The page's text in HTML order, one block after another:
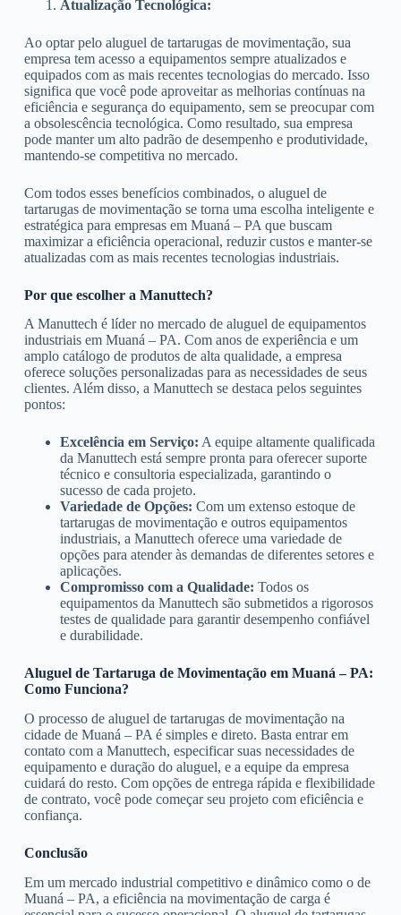
Atualização Tecnológica:
Ao optar pelo aluguel de tartarugas de movimentação, sua
empresa tem acesso a equipamentos sempre atualizados e
equipados com as mais recentes tecnologias do mercado. Isso
significa que você pode aproveitar as melhorias contínuas na
eficiência e segurança do equipamento, sem se preocupar com
a obsolescência tecnológica. Como resultado, sua empresa
pode manter um alto padrão de desempenho e produtividade,
mantendo-se competitiva no mercado.
Com todos esses benefícios combinados, o aluguel de
tartarugas de movimentação se torna uma escolha inteligente e
estratégica para empresas em Muaná – PA que buscam
maximizar a eficiência operacional, reduzir custos e manter-se
atualizadas com as mais recentes tecnologias industriais.
Por que escolher a Manuttech?
A Manuttech é líder no mercado de aluguel de equipamentos
industriais em Muaná – PA. Com anos de experiência e um
amplo catálogo de produtos de alta qualidade, a empresa
oferece soluções personalizadas para as necessidades de seus
clientes. Além disso, a Manuttech se destaca pelos seguintes
pontos:
Excelência em Serviço: A equipe altamente qualificada
da Manuttech está sempre pronta para oferecer suporte
técnico e consultoria especializada, garantindo o
sucesso de cada projeto.
Variedade de Opções: Com um extenso estoque de
tartarugas de movimentação e outros equipamentos
industriais, a Manuttech oferece uma variedade de
opções para atender às demandas de diferentes setores e
aplicações.
Compromisso com a Qualidade: Todos os
equipamentos da Manuttech são submetidos a rigorosos
testes de qualidade para garantir desempenho confiável
e durabilidade.
Aluguel de Tartaruga de Movimentação em Muaná – PA:
Como Funciona?
O processo de aluguel de tartarugas de movimentação na
cidade de Muaná – PA é simples e direto. Basta entrar em
contato com a Manuttech, especificar suas necessidades de
equipamento e duração do aluguel, e a equipe da empresa
cuidará do resto. Com opções de entrega rápida e flexibilidade
de contrato, você pode começar seu projeto com eficiência e
confiança.
Conclusão
Em um mercado industrial competitivo e dinâmico como o de
Muaná – PA, a eficiência na movimentação de carga é